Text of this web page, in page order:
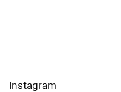
Instagram